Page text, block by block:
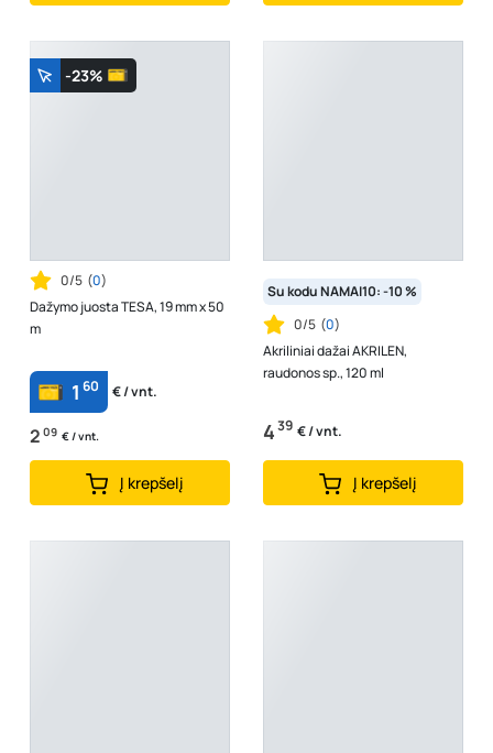
-23%
0/5 (0)
Dažymo juosta TESA, 19 mm x 50
m
1 60 € / vnt.
2 09 € / vnt.
Į krepšelį
Su kodu NAMAI10: -10 %
0/5 (0)
Akriliniai dažai AKRILEN,
raudonos sp., 120 ml
439 € / vnt.
Į krepšelį